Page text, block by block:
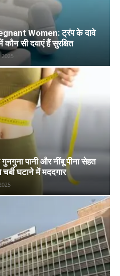
Women: ट्रंप के दावे
सी दवाएं हैं सुरक्षित
पानी और नींबू पीना सेहत
घटाने में मददगार